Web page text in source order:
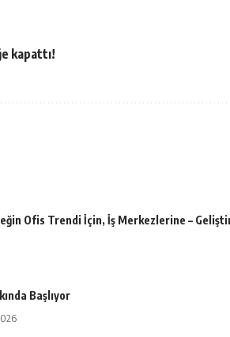
kapattı!
Ofis Trendi İçin, İş Merkezlerine –
Başlıyor